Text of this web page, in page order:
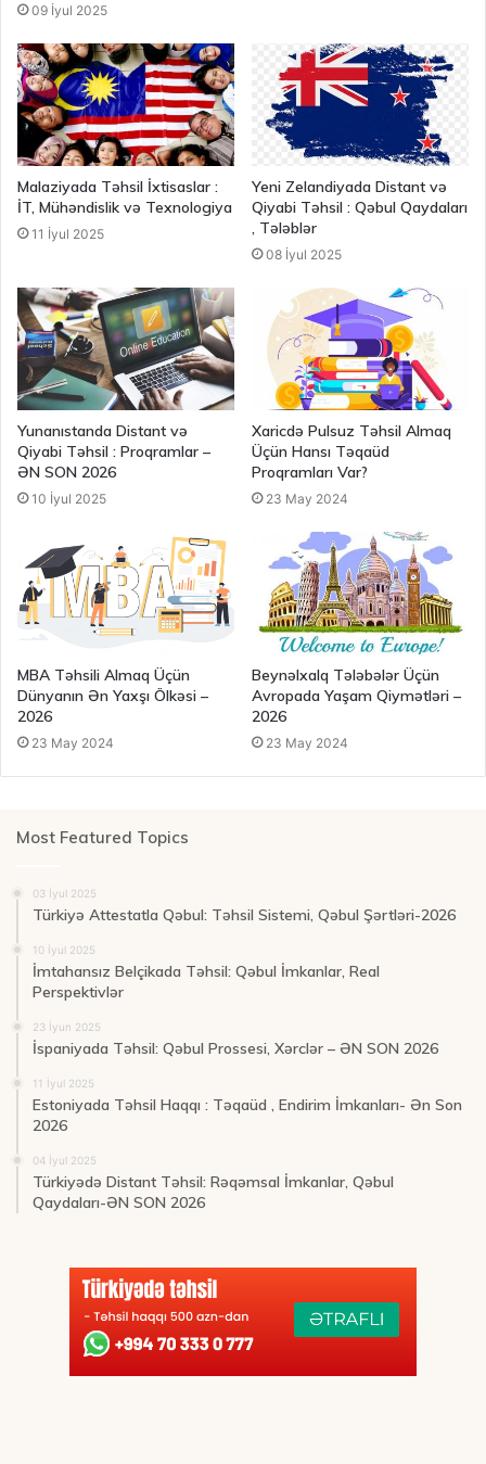
09 İyul 2025
Malaziyada Təhsil İxtisaslar :
İT, Mühəndislik və Texnologiya
11 İyul 2025
Yeni Zelandiyada Distant və
Qiyabi Təhsil : Qəbul Qaydaları
, Tələblər
08 İyul 2025
Yunanıstanda Distant və
Qiyabi Təhsil : Proqramlar –
ƏN SON 2026
10 İyul 2025
Xaricdə Pulsuz Təhsil Almaq
Üçün Hansı Təqaüd
Proqramları Var?
23 May 2024
MBA Təhsili Almaq Üçün
Dünyanın Ən Yaxşı Ölkəsi –
2026
23 May 2024
Beynəlxalq Tələbələr Üçün
Avropada Yaşam Qiymətləri –
2026
23 May 2024
Most Featured Topics
03 İyul 2025
Türkiyə Attestatla Qəbul: Təhsil Sistemi, Qəbul Şərtləri-2026
10 İyul 2025
İmtahansız Belçikada Təhsil: Qəbul İmkanlar, Real
Perspektivlər
23 İyun 2025
İspaniyada Təhsil: Qəbul Prossesi, Xərclər – ƏN SON 2026
11 İyul 2025
Estoniyada Təhsil Haqqı : Təqaüd , Endirim İmkanları- Ən Son
2026
04 İyul 2025
Türkiyədə Distant Təhsil: Rəqəmsal İmkanlar, Qəbul
Qaydaları-ƏN SON 2026